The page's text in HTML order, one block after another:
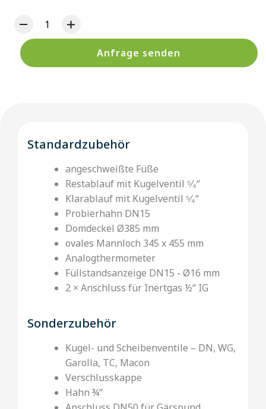
Anfrage senden
Standardzubehör
angeschweißte Füße
Restablauf mit Kugelventil ⁵⁄₄‘‘
Klarablauf mit Kugelventil ⁵⁄₄‘‘
Probierhahn DN15
Domdeckel Ø385 mm
ovales Mannloch 345 x 455 mm
Analogthermometer
Füllstandsanzeige DN15 - Ø16 mm
2 × Anschluss für Inertgas ½‘‘ IG
Sonderzubehör
Kugel- und Scheibenventile – DN, WG,
Garolla, TC, Macon
Verschlusskappe
Hahn ¾‘‘